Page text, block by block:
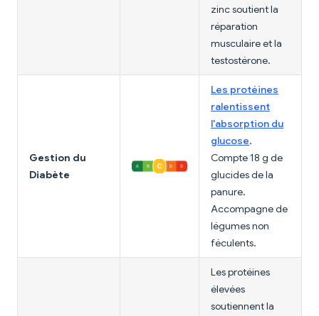
zinc soutient la
réparation
musculaire et la
testostérone.
Gestion du
Diabète
Les protéines
ralentissent
l'absorption du
glucose.
Compte 18 g de
glucides de la
panure.
Accompagne de
légumes non
féculents.
Les protéines
élevées
soutiennent la